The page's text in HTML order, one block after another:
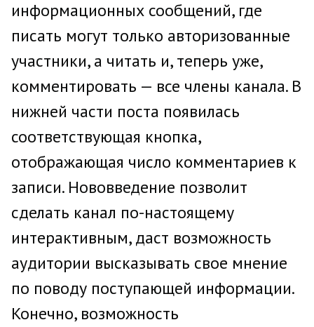
информационных сообщений, где
писать могут только авторизованные
участники, а читать и, теперь уже,
комментировать — все члены канала. В
нижней части поста появилась
соответствующая кнопка,
отображающая число комментариев к
записи. Нововведение позволит
сделать канал по-настоящему
интерактивным, даст возможность
аудитории высказывать свое мнение
по поводу поступающей информации.
Конечно, возможность